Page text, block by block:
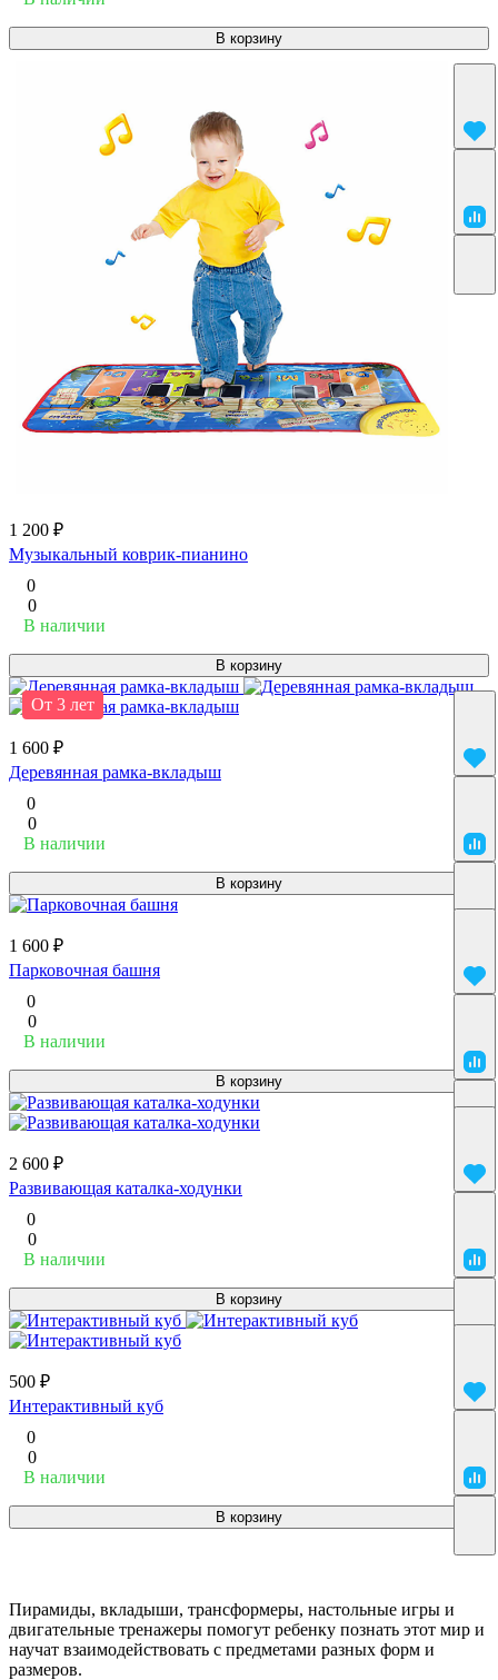
В корзину
1 200 ₽
Музыкальный коврик-пианино
0
0
В наличии
В корзину
От 3 лет
1 600 ₽
Деревянная рамка-вкладыш
0
0
В наличии
В корзину
1 600 ₽
Парковочная башня
0
0
В наличии
В корзину
2 600 ₽
Развивающая каталка-ходунки
0
0
В наличии
В корзину
500 ₽
Интерактивный куб
0
0
В наличии
В корзину
Пирамиды, вкладыши, трансформеры, настольные игры и
двигательные тренажеры помогут ребенку познать этот мир и
научат взаимодействовать с предметами разных форм и
размеров.